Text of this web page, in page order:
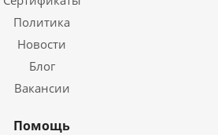
Политика
Новости
Блог
Вакансии
Помощь